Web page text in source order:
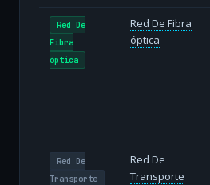
Red De
Fibra
óptica
Red De Fibra
óptica
Red De
Transporte
Red De
Transporte